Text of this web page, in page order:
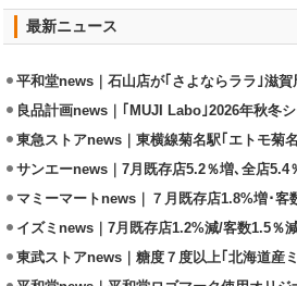
最新ニュース
平和堂news｜石山店が｢さよならララ｣滋
良品計画news｜｢MUJI Labo｣2026年秋冬
東急ストアnews｜東横線菊名駅｢エトモ菊
サンエーnews｜7月既存店5.2％増､全店5.4
マミーマートnews｜７月既存店1.8%増･客
イズミnews｜7月既存店1.2%減/客数1.5％
東武ストアnews｜糖度７度以上｢北海道産